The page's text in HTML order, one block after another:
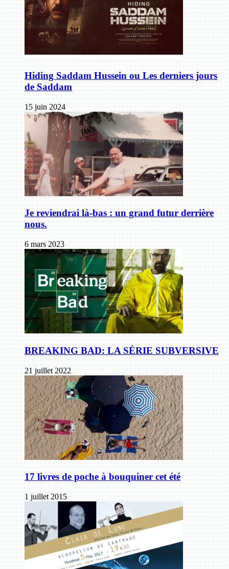
Hiding Saddam Hussein ou Les derniers jours
de Saddam
15 juin 2024
Je reviendrai là-bas : un grand futur derrière
nous.
6 mars 2023
BREAKING BAD: LA SÉRIE SUBVERSIVE
21 juillet 2022
17 livres de poche à bouquiner cet été
1 juillet 2015